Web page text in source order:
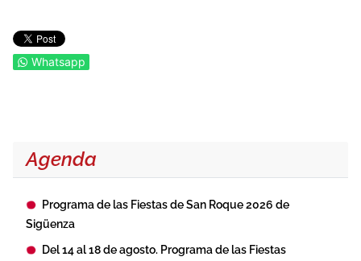
Agenda
Programa de las Fiestas de San Roque 2026 de
Sigüenza
Del 14 al 18 de agosto. Programa de las Fiestas
Whatsapp